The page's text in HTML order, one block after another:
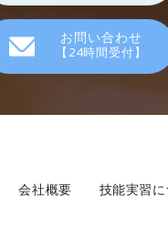
お問い合わせ
【24時間受付】
会社概要 技能実習